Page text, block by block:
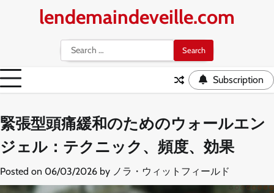
lendemaindeveille.com
Search
for:
Subscription
緊張型頭痛緩和のためのウォールエン
ジェル：テクニック、頻度、効果
Posted on 06/03/2026 by ノラ・ウィットフィールド